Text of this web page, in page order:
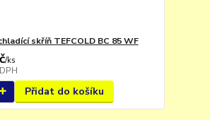
skříň TEFCOLD BC 85 WF
/ks
Přidat do košíku